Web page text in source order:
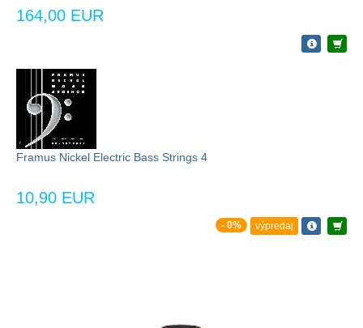
164,00 EUR
Framus Nickel Electric Bass Strings 4
10,90 EUR
- 0% výpredaj